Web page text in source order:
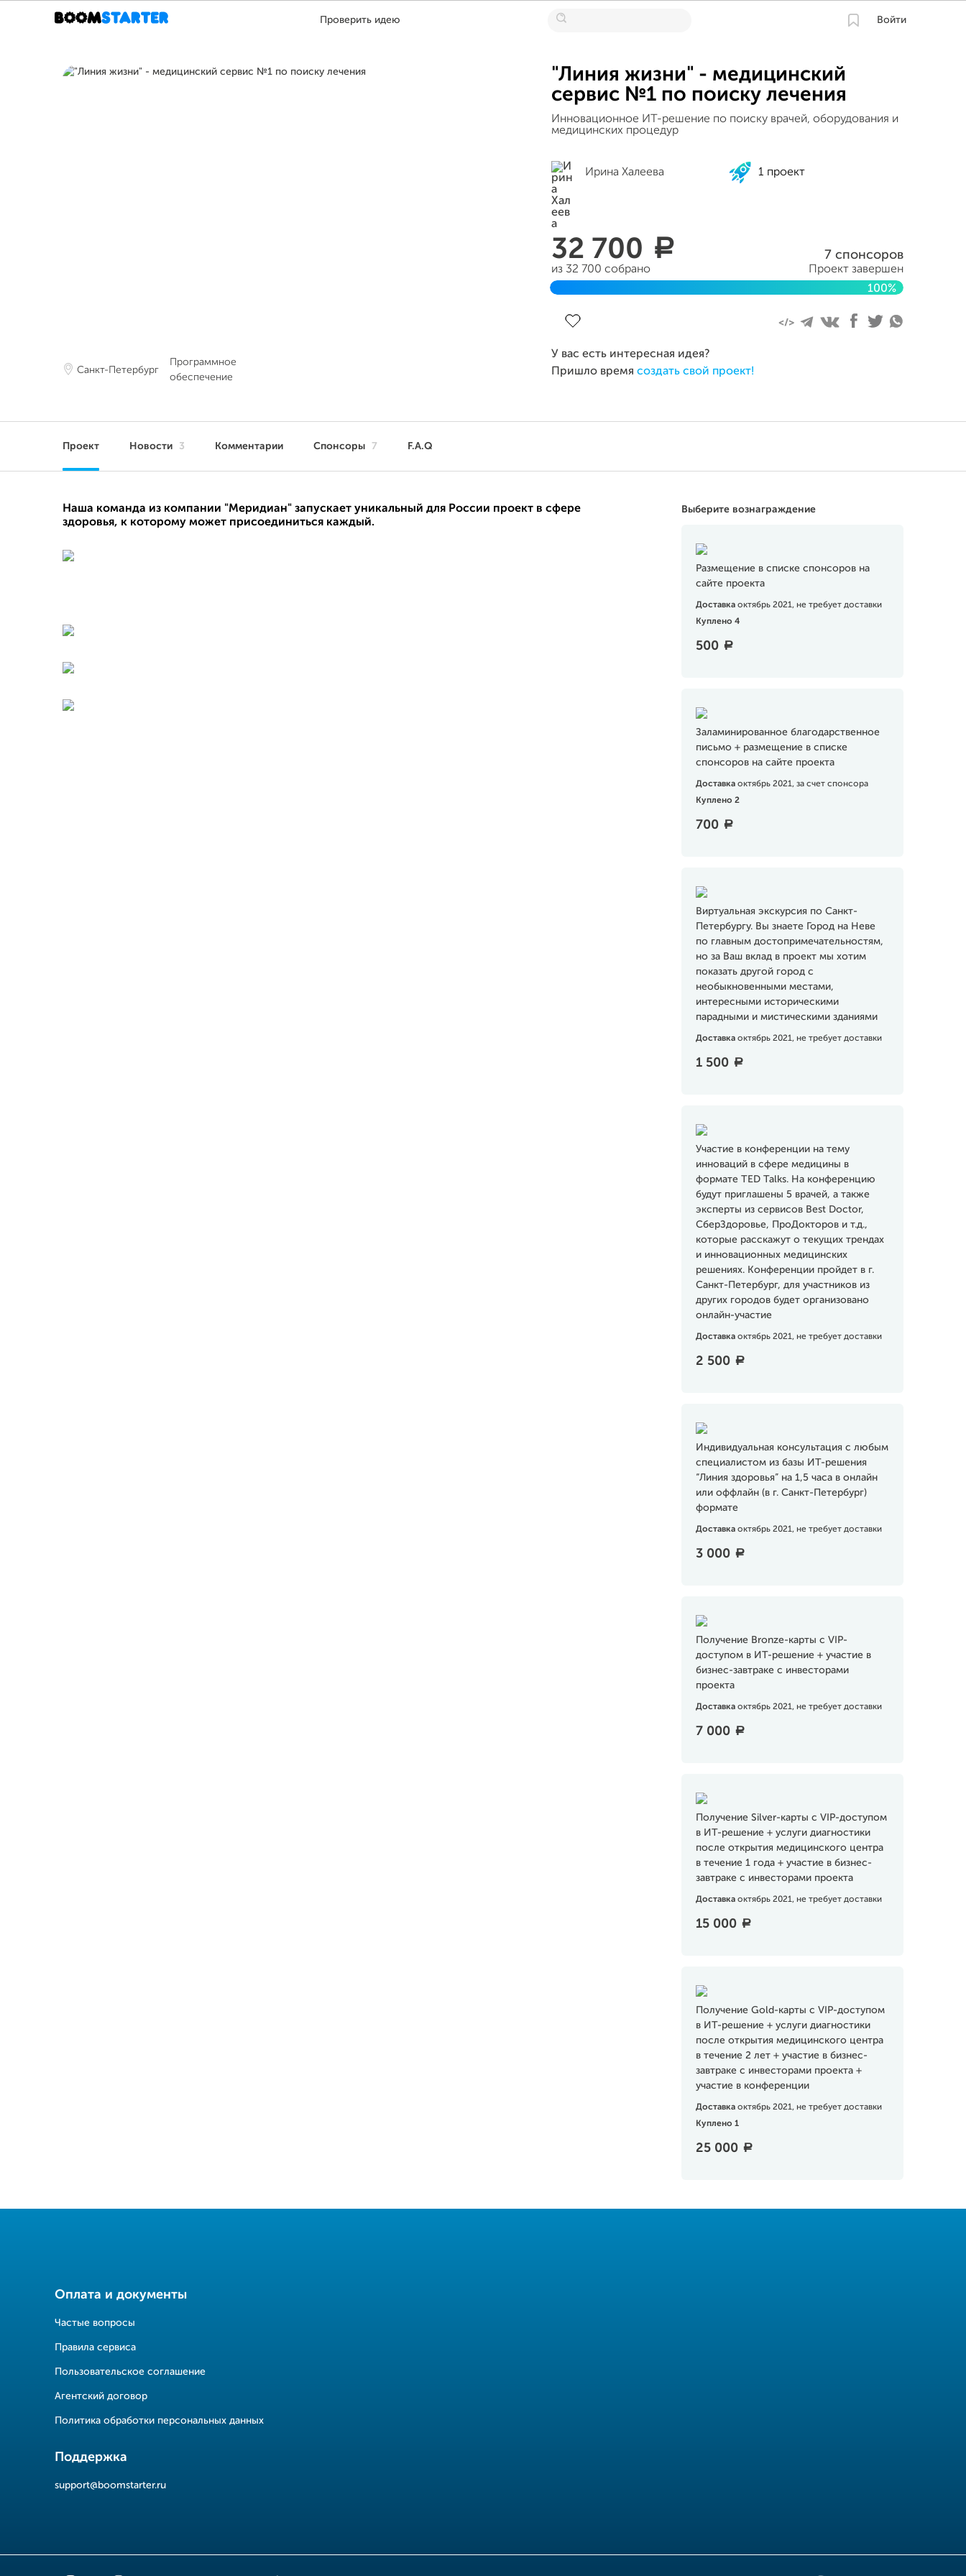
Проверить идею Войти
Санкт-Петербург
Программное
обеспечение
"Линия жизни" - медицинский
сервис №1 по поиску лечения
Инновационное ИТ-решение по поиску врачей, оборудования и
медицинских процедур
Ирина Халеева 1 проект
32 700 a
из 32 700 собрано
7 спонсоров
Проект завершен
100%
У вас есть интересная идея?
Пришло время создать свой проект!
Проект Новости 3 Комментарии Спонсоры 7 F.A.Q
Выберите вознаграждение
Размещение в списке спонсоров на
сайте проекта
Доставка октябрь 2021, не требует доставки
Куплено 4
500 a
Заламинированное благодарственное
письмо + размещение в списке
спонсоров на сайте проекта
Доставка октябрь 2021, за счет спонсора
Куплено 2
700 a
Виртуальная экскурсия по Санкт-
Петербургу. Вы знаете Город на Неве
по главным достопримечательностям,
но за Ваш вклад в проект мы хотим
показать другой город с
необыкновенными местами,
интересными историческими
парадными и мистическими зданиями
Доставка октябрь 2021, не требует доставки
1 500 a
Участие в конференции на тему
инноваций в сфере медицины в
формате TED Talks. На конференцию
будут приглашены 5 врачей, а также
эксперты из сервисов Best Doctor,
СберЗдоровье, ПроДокторов и т.д.,
которые расскажут о текущих трендах
и инновационных медицинских
решениях. Конференции пройдет в г.
Санкт-Петербург, для участников из
других городов будет организовано
онлайн-участие
Доставка октябрь 2021, не требует доставки
2 500 a
Индивидуальная консультация с любым
специалистом из базы ИТ-решения
“Линия здоровья” на 1,5 часа в онлайн
или оффлайн (в г. Санкт-Петербург)
формате
Доставка октябрь 2021, не требует доставки
3 000 a
Получение Bronze-карты с VIP-
доступом в ИТ-решение + участие в
бизнес-завтраке с инвесторами
проекта
Доставка октябрь 2021, не требует доставки
7 000 a
Получение Silver-карты с VIP-доступом
в ИТ-решение + услуги диагностики
после открытия медицинского центра
в течение 1 года + участие в бизнес-
завтраке с инвесторами проекта
Доставка октябрь 2021, не требует доставки
15 000 a
Получение Gold-карты с VIP-доступом
в ИТ-решение + услуги диагностики
после открытия медицинского центра
в течение 2 лет + участие в бизнес-
завтраке с инвесторами проекта +
участие в конференции
Доставка октябрь 2021, не требует доставки
Куплено 1
25 000 a
Наша команда из компании "Меридиан" запускает уникальный для России проект в сфере
здоровья, к которому может присоединиться каждый.
Оплата и документы
Частые вопросы
Правила сервиса
Пользовательское соглашение
Агентский договор
Политика обработки персональных данных
Поддержка
support@boomstarter.ru